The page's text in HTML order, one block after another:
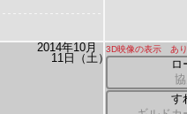
2014年10月
11日（土）
3D映像の表示 あり
ロ
す